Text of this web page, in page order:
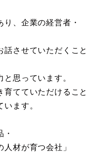
、企業の経営者・
話させていただくこと
思っています。
育てていただけること
ます。
・
材が育つ会社」